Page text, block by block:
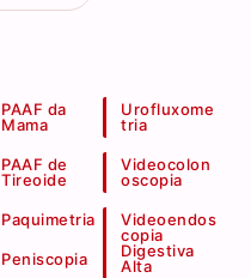
PAAF da
Mama
PAAF de
Tireoide
Paquimetria
Peniscopia
Urofluxome
tria
Videocolon
oscopia
Videoendos
copia
Digestiva
Alta